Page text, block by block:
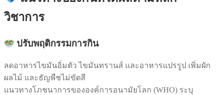
วิชาการ
ปรับพฤติกรรมการกิน
ลดอาหารไขมันอิ่มตัว ไขมันทรานส์ และอาหารแปรรูป เพิ่มผัก
ผลไม้ และธัญพืชไม่ขัดสี
แนวทางโภชนาการขององค์การอนามัยโลก (WHO) ระบุ